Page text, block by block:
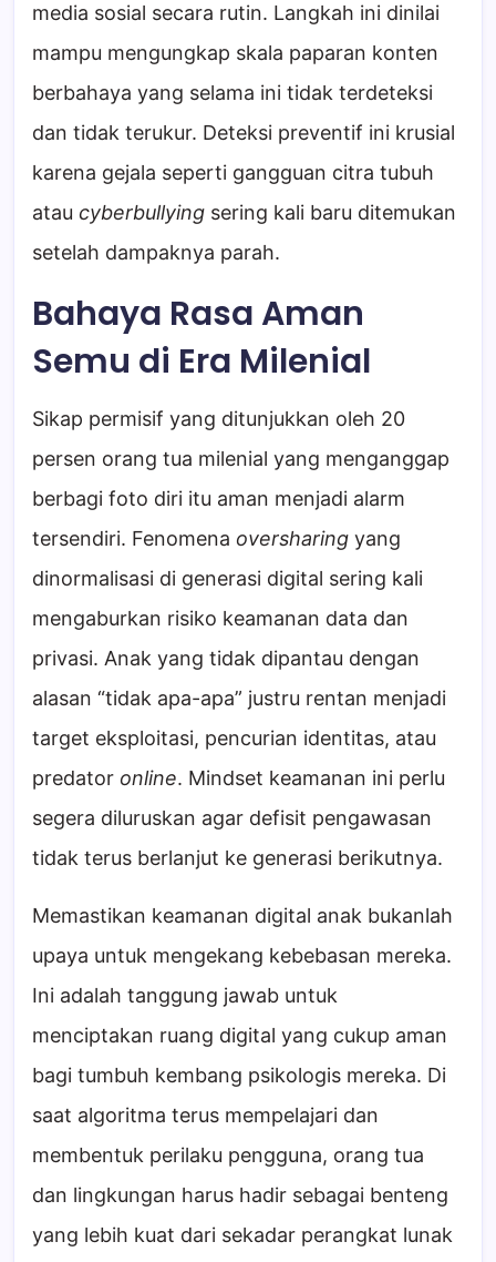
media sosial secara rutin. Langkah ini dinilai
mampu mengungkap skala paparan konten
berbahaya yang selama ini tidak terdeteksi
dan tidak terukur. Deteksi preventif ini krusial
karena gejala seperti gangguan citra tubuh
atau cyberbullying sering kali baru ditemukan
setelah dampaknya parah.
Bahaya Rasa Aman
Semu di Era Milenial
Sikap permisif yang ditunjukkan oleh 20
persen orang tua milenial yang menganggap
berbagi foto diri itu aman menjadi alarm
tersendiri. Fenomena oversharing yang
dinormalisasi di generasi digital sering kali
mengaburkan risiko keamanan data dan
privasi. Anak yang tidak dipantau dengan
alasan “tidak apa-apa” justru rentan menjadi
target eksploitasi, pencurian identitas, atau
predator online. Mindset keamanan ini perlu
segera diluruskan agar defisit pengawasan
tidak terus berlanjut ke generasi berikutnya.
Memastikan keamanan digital anak bukanlah
upaya untuk mengekang kebebasan mereka.
Ini adalah tanggung jawab untuk
menciptakan ruang digital yang cukup aman
bagi tumbuh kembang psikologis mereka. Di
saat algoritma terus mempelajari dan
membentuk perilaku pengguna, orang tua
dan lingkungan harus hadir sebagai benteng
yang lebih kuat dari sekadar perangkat lunak